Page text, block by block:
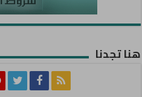
هنا تجدنا